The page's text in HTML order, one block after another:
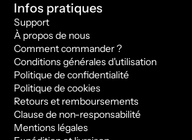
Infos pratiques
Support
À propos de nous
Comment commander ?
Conditions générales d'utilisation
Politique de confidentialité
Politique de cookies
Retours et remboursements
Clause de non-responsabilité
Mentions légales